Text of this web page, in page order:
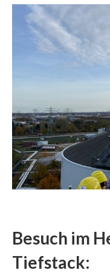
Besuch im
Tiefstack: